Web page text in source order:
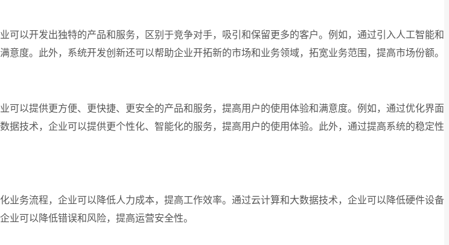
以开发出独特的产品和服务，区别于竞争对手，吸引和保留更多的客户。例如，通过引入人工智能和
度。此外，系统开发创新还可以帮助企业开拓新的市场和业务领域，拓宽业务范围，提高市场份额。
以提供更方便、更快捷、更安全的产品和服务，提高用户的使用体验和满意度。例如，通过优化界面
技术，企业可以提供更个性化、智能化的服务，提高用户的使用体验。此外，通过提高系统的稳定性
务流程，企业可以降低人力成本，提高工作效率。通过云计算和大数据技术，企业可以降低硬件设备
业可以降低错误和风险，提高运营安全性。